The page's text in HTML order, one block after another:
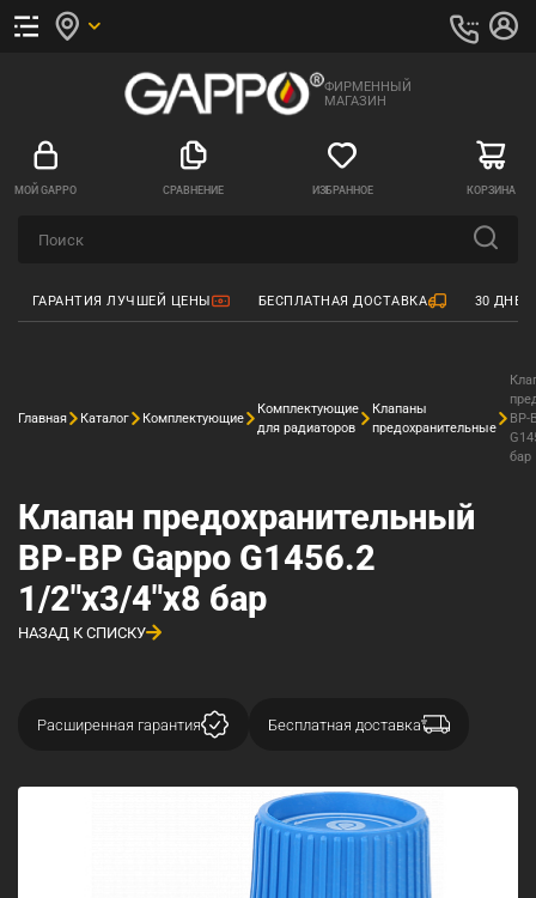
ФИРМЕННЫЙ
МАГАЗИН
МОЙ GAPPO СРАВНЕНИЕ ИЗБРАННОЕ КОРЗИНА
ГАРАНТИЯ ЛУЧШЕЙ ЦЕНЫ БЕСПЛАТНАЯ ДОСТАВКА 30
Главная Каталог Комплектующие
Комплектующие
для радиаторов
Клапаны
предохранительные
ВР-
бар
Клапан предохранительный
ВР-ВР Gappo G1456.2
1/2"x3/4"x8 бар
НАЗАД К СПИСКУ
Расширенная гарантия Бесплатная доставка